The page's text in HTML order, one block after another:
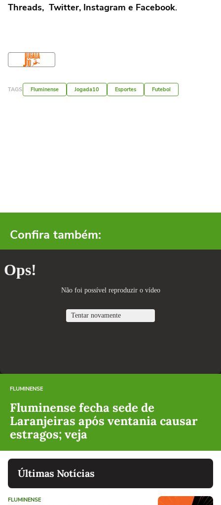
Threads, Twitter, Instagram e Facebook.
TAGS Fluminense Jogada10 Esportes Futebol
Confira também:
FLUMINENSE
Fluminense fecha sede de
Laranjeiras após ventania causar
estragos; veja
Últimas Notícias
FLUMINENSE